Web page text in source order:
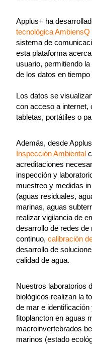
Applus+ ha
tecnológica AmbiensQ
sistema de
esta plataforma
usuario, permitiendo
de los datos en tiempo
Los datos se
con acceso a internet,
tabletas, portátiles o
Además, desde
Inspección Ambiental
acreditaciones
inspección y
muestreo y medidas
(aguas residuales,
marinas, aguas
realizar vigilancia de
desarrollo de redes de
continuo, calibración
desarrollo de
calidad de agua.
Nuestros laboratorios
biológicos realizan la
de mar e
fitoplancton en aguas
macroinvertebrados
marinos (estado